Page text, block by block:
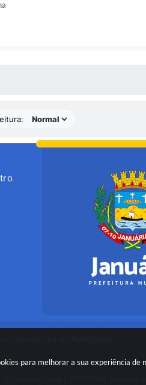
para melhorar a sua experiência de